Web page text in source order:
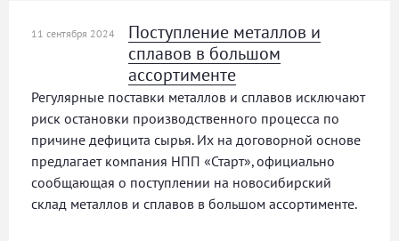
11 сентября 2024
Поступление металлов и
сплавов в большом
ассортименте
Регулярные поставки металлов и сплавов исключают
риск остановки производственного процесса по
причине дефицита сырья. Их на договорной основе
предлагает компания НПП «Старт», официально
сообщающая о поступлении на новосибирский
склад металлов и сплавов в большом ассортименте.